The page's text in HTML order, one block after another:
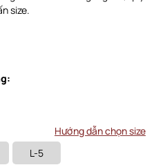
size.
Hướng dẫn chọn size
L-5